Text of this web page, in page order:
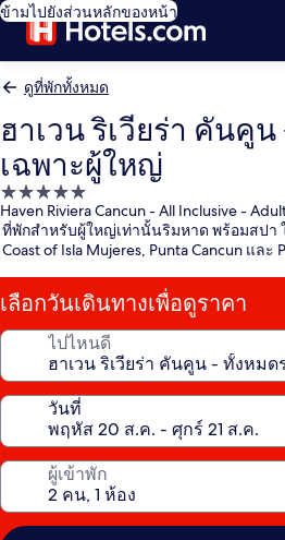
ข้ามไปยังส่วนหลักของหน้า
ดูที่พักทั้งหมด
ฮาเวน ริเวียร่า คันคู
เฉพาะผู้ใหญ่
ที่พัก
5.0
ดาว
Haven Riviera Cancun - All Inclusive -
ที่พักสำหรับผู้ใหญ่เท่านั้นริมหาด พร้อมสปา
Coast of Isla Mujeres, Punta Cancun และ
เลือกวันเดินทางเพื่อดูราคา
ไปไหนดี
วันที่
ผู้เข้าพัก